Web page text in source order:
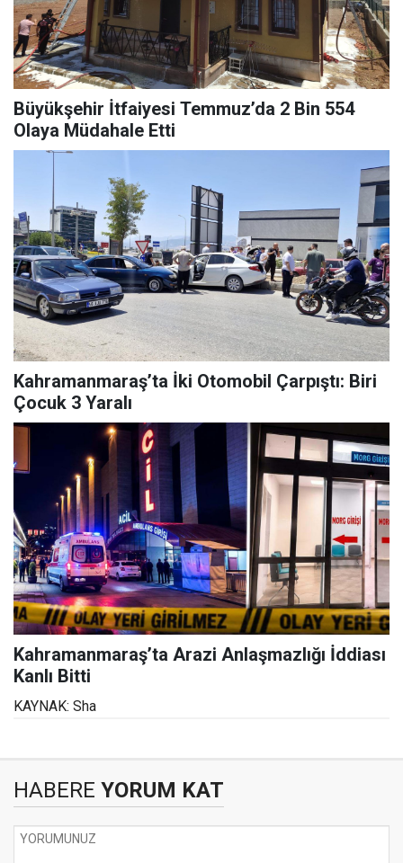
Büyükşehir İtfaiyesi Temmuz’da 2 Bin 554
Olaya Müdahale Etti
Kahramanmaraş’ta İki Otomobil Çarpıştı: Biri
Çocuk 3 Yaralı
Kahramanmaraş’ta Arazi Anlaşmazlığı İddiası
Kanlı Bitti
KAYNAK: Sha
HABERE YORUM KAT